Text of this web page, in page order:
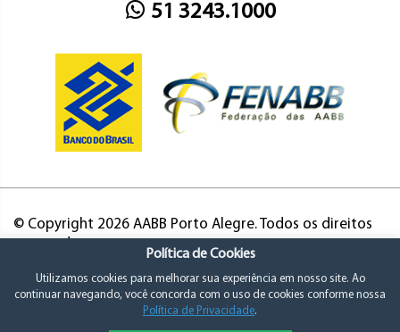
51 3243.1000
© Copyright 2026 AABB Porto Alegre. Todos os direitos
Política de Cookies
Utilizamos cookies para melhorar sua experiência em nosso site. Ao
continuar navegando, você concorda com o uso de cookies conforme nossa
Política de Privacidade.